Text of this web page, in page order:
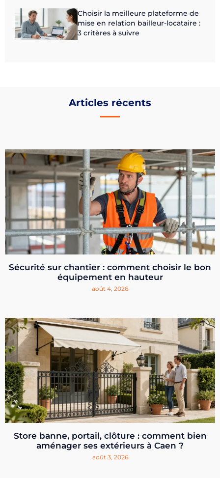
Choisir la meilleure plateforme de
mise en relation bailleur-locataire :
3 critères à suivre
Articles récents
Sécurité sur chantier : comment choisir le bon
équipement en hauteur
août 4, 2026
Store banne, portail, clôture : comment bien
aménager ses extérieurs à Caen ?
août 3, 2026